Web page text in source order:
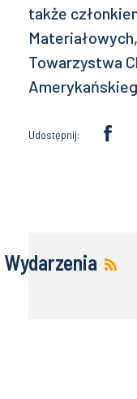
także
Towarzystwa
Udostępnij:
Wydarzenia